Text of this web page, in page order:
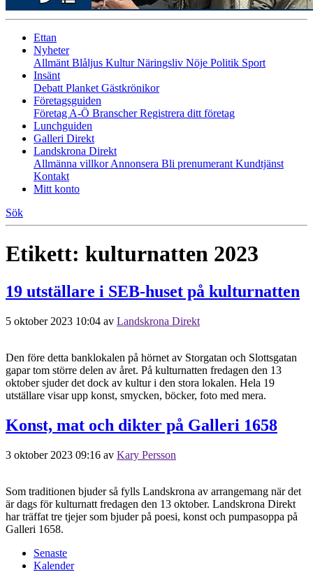
Ettan
Nyheter
Allmänt Blåljus KulturNäringsliv Nöje Politik Sport
Insänt
Debatt Planket Gästkrönikor
Företagsguiden
Företag A-Ö BranscherRegistrera ditt företag
Lunchguiden
Galleri Direkt
Landskrona Direkt
Allmänna villkorAnnonsera Bli prenumerant Kundtjänst
Kontakt
Mitt konto
Sök
Etikett: kulturnatten 2023
19 utställare i SEB-huset på kulturnatten
5 oktober 2023 10:04 av Landskrona Direkt
Den före detta banklokalen på hörnet av Storgatan och Slottsgatan
gapar tom större delen av året. På kulturnatten fredagen den 13
oktober sjuder det dock av kultur i den stora lokalen. Hela 19
utställare visar upp konst, smycken, böcker, foto med mera.
Konst, mat och dikter på Galleri 1658
3 oktober 2023 09:16 av Kary Persson
Som traditionen bjuder så fylls Landskrona av arrangemang när det
är dags för kulturnatt fredagen den 13 oktober. Landskrona Direkt
har träffat tre tjejer som bjuder på poesi, konst och pumpasoppa på
Galleri 1658.
Senaste
Kalender